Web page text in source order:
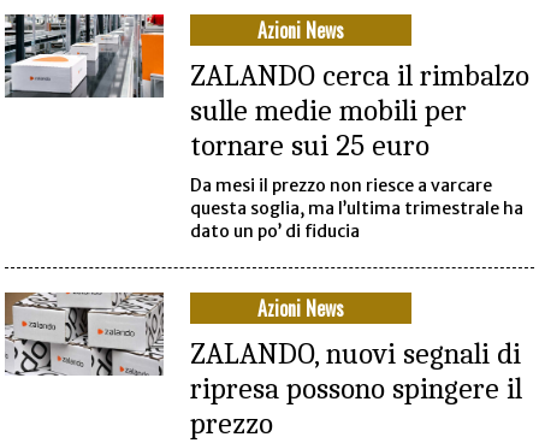
Azioni News
ZALANDO cerca il rimbalzo
sulle medie mobili per
tornare sui 25 euro
Da mesi il prezzo non riesce a varcare
questa soglia, ma l’ultima trimestrale ha
dato un po’ di fiducia
Azioni News
ZALANDO, nuovi segnali di
ripresa possono spingere il
prezzo